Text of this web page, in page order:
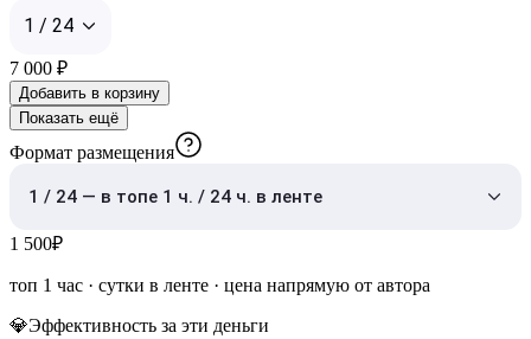
1 / 24
7 000 ₽
Добавить в корзину
Показать ещё
Формат размещения
1 / 24 — в топе 1 ч. / 24 ч. в ленте
1 500₽
топ 1 час · сутки в ленте · цена напрямую от автора
💎Эффективность за эти деньги